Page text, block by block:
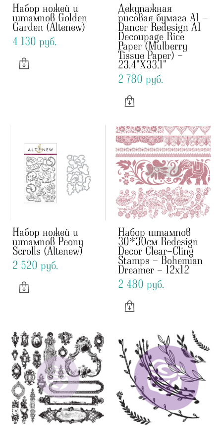
Набор ножей и
штампов Golden
Garden (Altenew)
4 130 pуб.
Декупажная
рисовая бумага А1 -
Dancer Redesign A1
Decoupage Rice
Paper (Mulberry
Tissue Paper) -
23.4"X33.1"
2 780 pуб.
Набор ножей и
штампов Peony
Scrolls (Altenew)
2 520 pуб.
Набор штампов
30*30см Redesign
Decor Clear-Cling
Stamps - Bohemian
Dreamer - 12x12
2 480 pуб.